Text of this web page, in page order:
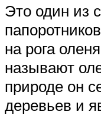
Это один из
на рога
называют
природе он
деревьев и